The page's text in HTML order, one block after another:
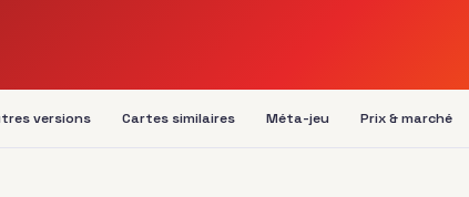
versions Cartes similaires Méta-jeu Prix & marché